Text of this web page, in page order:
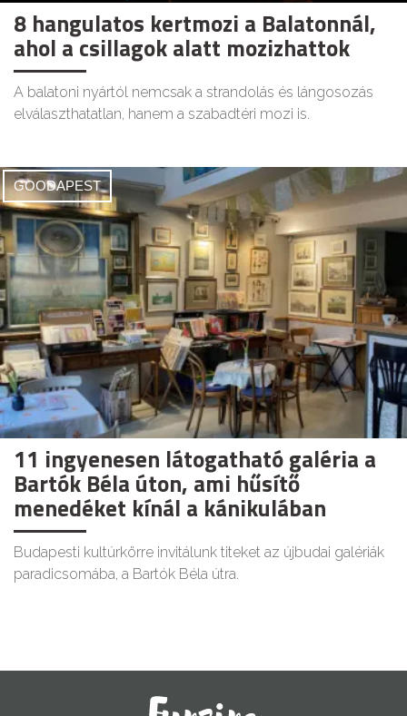
8 hangulatos kertmozi a Balatonnál,
ahol a csillagok alatt mozizhattok
A balatoni nyártól nemcsak a strandolás és lángosozás
elválaszthatatlan, hanem a szabadtéri mozi is.
GOODAPEST
11 ingyenesen látogatható galéria a
Bartók Béla úton, ami hűsítő
menedéket kínál a kánikulában
Budapesti kultúrkörre invitálunk titeket az újbudai galériák
paradicsomába, a Bartók Béla útra.